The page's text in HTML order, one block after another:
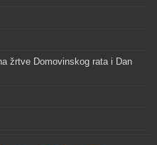
žrtve Domovinskog rata i Dan